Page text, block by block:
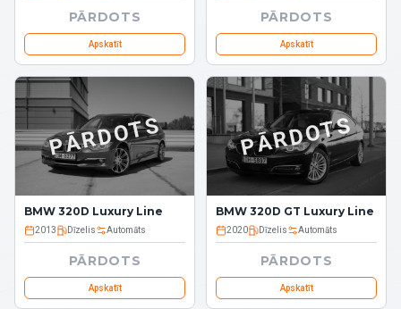
PĀRDOTS
Apskatīt
PĀRDOTS
Apskatīt
PĀRDOTS
BMW 320D Luxury Line
2013 Dīzelis Automāts
PĀRDOTS
Apskatīt
PĀRDOTS
BMW 320D GT Luxury Line
2020 Dīzelis Automāts
PĀRDOTS
Apskatīt